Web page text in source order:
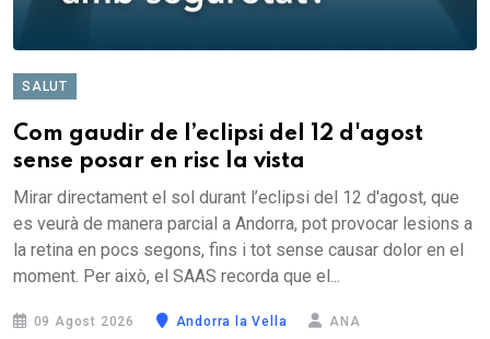
SALUT
Com gaudir de l’eclipsi del 12 d'agost
sense posar en risc la vista
Mirar directament el sol durant l’eclipsi del 12 d'agost, que
es veurà de manera parcial a Andorra, pot provocar lesions a
la retina en pocs segons, fins i tot sense causar dolor en el
moment. Per això, el SAAS recorda que el...
09 Agost 2026 Andorra la Vella ANA